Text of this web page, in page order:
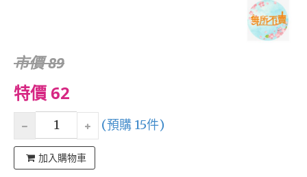
市價 89
特價 62
(預購 15件)
加入購物車